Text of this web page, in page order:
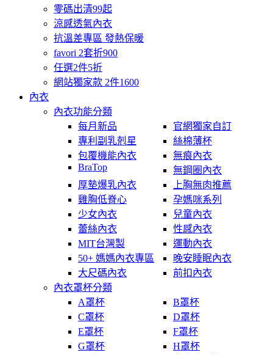
零碼出清99起
涼感透氣內衣
抗溫差專區 發熱保暖
favori 2套折900
任選2件5折
網站獨家款 2件1600
內衣
內衣功能分類
每月新品
官網獨家自訂
專利副乳剋星
絲棉薄杯
包覆機能內衣
無痕內衣
BraTop
無鋼圈內衣
厚墊爆乳內衣
上胸無肉推薦
雞胸低脊心
孕媽咪系列
少女內衣
兒童內衣
蕾絲內衣
性感內衣
MIT台灣製
運動內衣
50+ 媽媽內衣專區
晚安睡眠內衣
大尺碼內衣
前扣內衣
內衣罩杯分類
A罩杯
B罩杯
C罩杯
D罩杯
E罩杯
F罩杯
G罩杯
H罩杯